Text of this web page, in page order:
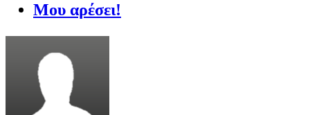
Μου αρέσει!